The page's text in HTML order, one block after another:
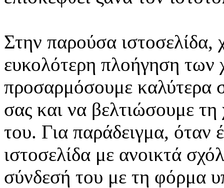
Στην παρούσα ιστοσελίδα,
ευκολότερη πλοήγηση των
προσαρμόσουμε καλύτερα
σας και να βελτιώσουμε τη
του. Για παράδειγμα, όταν
ιστοσελίδα με ανοικτά
σύνδεσή του με τη φόρμα